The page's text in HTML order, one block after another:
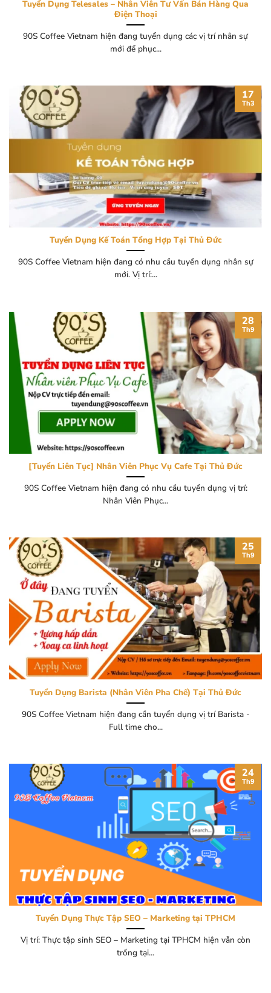
Tuyển Dụng Telesales – Nhân Viên Tư Vấn Bán Hàng Qua
Điện Thoại
90S Coffee Vietnam hiện đang tuyển dụng các vị trí nhân sự
mới để phục...
Tuyển Dụng Kế Toán Tổng Hợp Tại Thủ Đức
90S Coffee Vietnam hiện đang có nhu cầu tuyển dụng nhân sự
mới. Vị trí:...
17
Th3
[Tuyển Liên Tục] Nhân Viên Phục Vụ Cafe Tại Thủ Đức
90S Coffee Vietnam hiện đang có nhu cầu tuyển dụng vị trí:
Nhân Viên Phục...
28
Th9
Tuyển Dụng Barista (Nhân Viên Pha Chế) Tại Thủ Đức
90S Coffee Vietnam hiện đang cần tuyển dụng vị trí Barista -
Full time cho...
25
Th9
Tuyển Dụng Thực Tập SEO – Marketing tại TPHCM
Vị trí: Thực tập sinh SEO – Marketing tại TPHCM hiện vẫn còn
trống tại...
24
Th9